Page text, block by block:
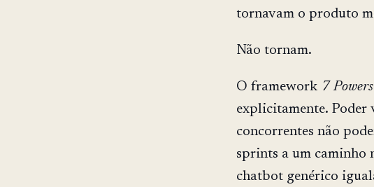
tornavam o produto
Não tornam.
O framework 7 Powers
explicitamente. Poder
concorrentes não
sprints a um caminho
chatbot genérico